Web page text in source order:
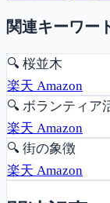
関連キーワー
🔍 桜並木
楽天 Amazon
🔍 ボランティア
楽天 Amazon
🔍 街の象徴
楽天 Amazon